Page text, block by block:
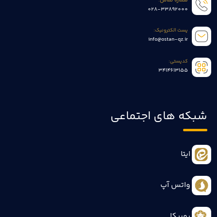
028-33892000
پست الکترونیک:
info@ostan-qz.ir
کدپستی:
3414613155
شبکه های اجتماعی
ایتا
واتس آپ